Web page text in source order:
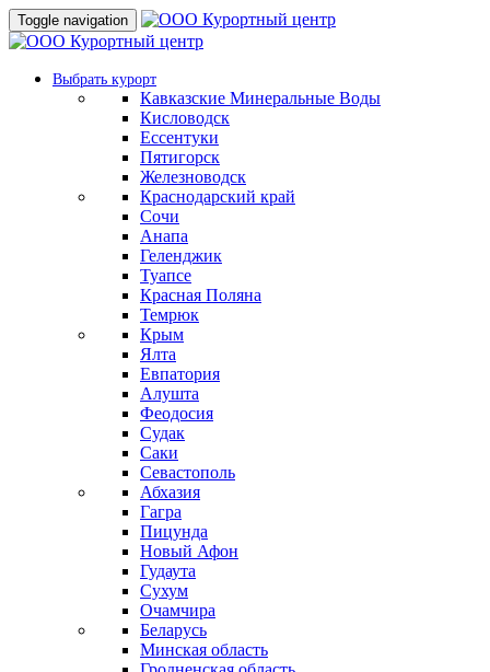
Toggle navigation
Выбрать курорт
Кавказские Минеральные Воды
Кисловодск
Ессентуки
Пятигорск
Железноводск
Краснодарский край
Сочи
Анапа
Геленджик
Туапсе
Красная Поляна
Темрюк
Крым
Ялта
Евпатория
Алушта
Феодосия
Судак
Саки
Севастополь
Абхазия
Гагра
Пицунда
Новый Афон
Гудаута
Сухум
Очамчира
Беларусь
Минская область